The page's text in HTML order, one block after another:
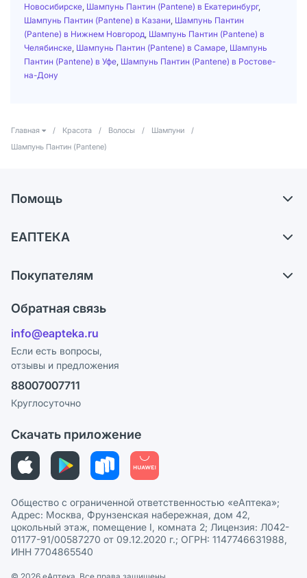
Новосибирске Шампунь Пантин (Pantene) в Екатеринбург,
Шампунь Пантин (Pantene) в Казани Шампунь Пантин
(Pantene) в Нижнем Новгород Шампунь Пантин (Pantene) в
Челябинске Шампунь Пантин (Pantene) в Самаре Шампунь
Пантин (Pantene) в Уфе Шампунь Пантин (Pantene) в Ростове-
на-Дону
Главная / Красота / Волосы / Шампуни
/
Шампунь Пантин (Pantene)
Помощь
Самовывоз из аптек
Ответы на вопросы
Блог
ЕАПТЕКА
Карьера
Поставщики
Лицензия
Реклама на сайте
Ваши товары на ЕАПТЕКЕ
Покупателям
Программа СберСпасибо
Политика конфиденциальности
Пользовательское соглашение
Политика рекомендаций
Этика и соответствие
Политика в отношении обработки персональных данных
Обратная связь
info@eapteka.ru
Если есть вопросы,
отзывы и предложения
88007007711
Круглосуточно
Скачать приложение
Общество с ограниченной ответственностью «еАптека»;
Адрес: Москва, Фрунзенская набережная, дом 42,
цокольный этаж, помещение I, комната 2; Лицензия: Л042-
01177-91/00587270 от 09.12.2020 г.; ОГРН: 1147746631988,
ИНН 7704865540